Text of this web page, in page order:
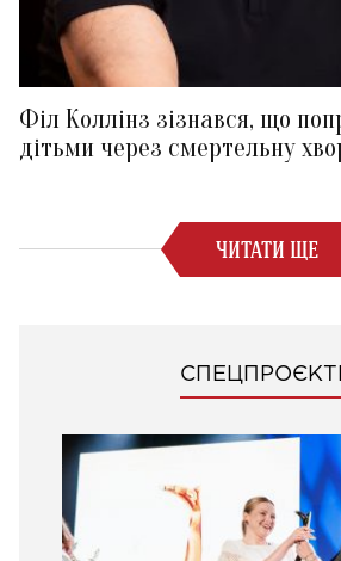
Філ Коллінз зізнався, що
дітьми через смертельну
ЧИТАТИ ЩЕ